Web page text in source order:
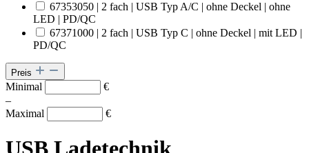
67353050 | 2 fach | USB Typ A/C | ohne Deckel | ohne
LED | PD/QC
67371000 | 2 fach | USB Typ C | ohne Deckel | mit LED |
PD/QC
Preis
Minimal
€
–
Maximal
€